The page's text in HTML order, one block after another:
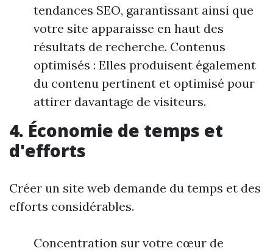
tendances SEO, garantissant ainsi que
votre site apparaisse en haut des
résultats de recherche. Contenus
optimisés : Elles produisent également
du contenu pertinent et optimisé pour
attirer davantage de visiteurs.
4. Économie de temps et
d'efforts
Créer un site web demande du temps et des
efforts considérables.
Concentration sur votre cœur de